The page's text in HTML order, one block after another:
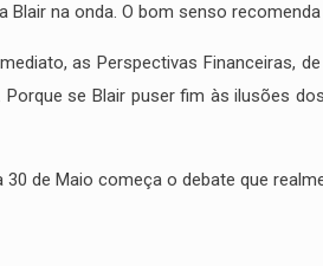
Blair na onda. O bom senso
as Perspectivas Financeiras,
se Blair puser fim às ilusões
30 de Maio começa o debate que